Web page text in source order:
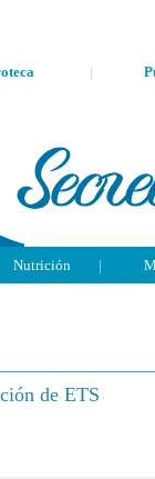
|
Nutrición |
de ETS